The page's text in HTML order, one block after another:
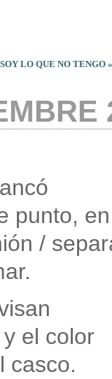
SOY LO QUE NO TENGO »
punto,
/
el color
casco.